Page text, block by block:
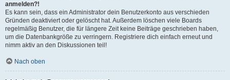
anmelden?!
Es kann sein, dass ein Administrator dein Benutzerkonto aus verschieden
Gründen deaktiviert oder gelöscht hat. Außerdem löschen viele Boards
regelmäßig Benutzer, die für längere Zeit keine Beiträge geschrieben haben,
um die Datenbankgröße zu verringern. Registriere dich einfach erneut und
nimm aktiv an den Diskussionen teil!
Nach oben